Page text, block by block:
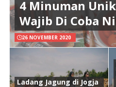
4 Minuman
Wajib Di Coba
26 NOVEMBER 2020
Ladang Jagung di Jogja